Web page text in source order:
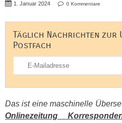
1. Januar 2024 0 Kommentare
Täglich Nachrichten zur
Postfach
Das ist eine maschinelle
Onlinezeitung